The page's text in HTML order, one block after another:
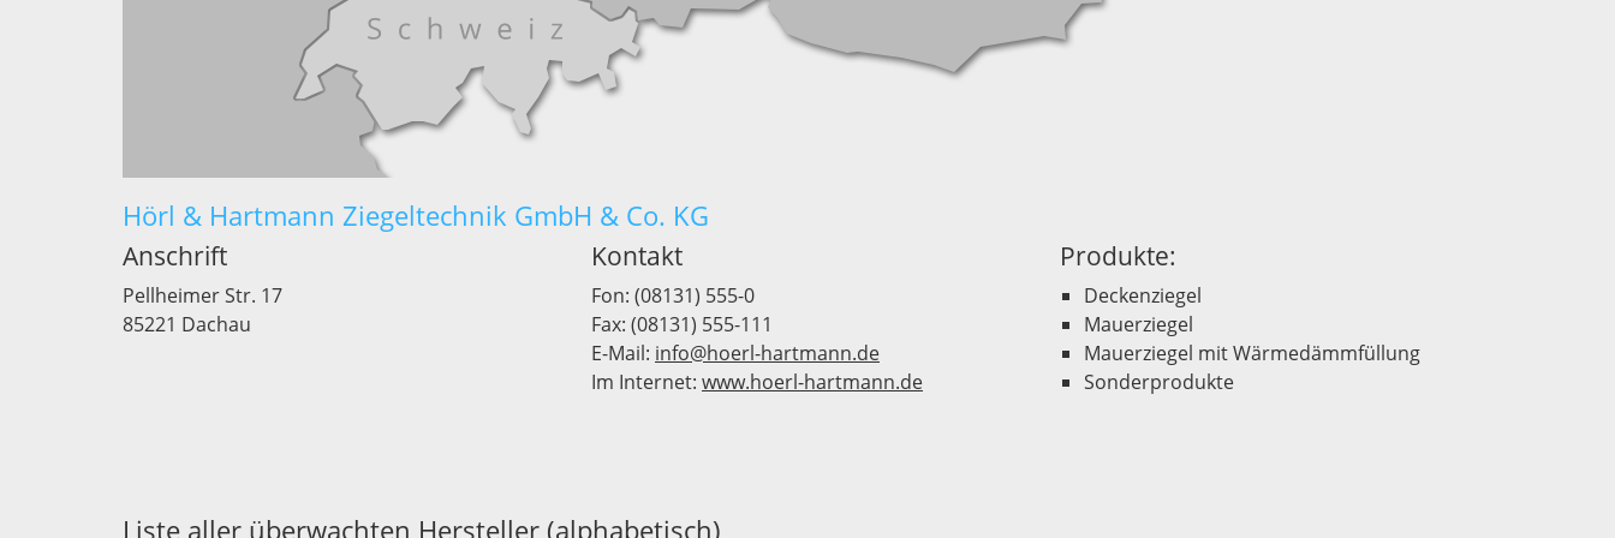
Hörl & Hartmann Ziegeltechnik GmbH & Co. KG
Anschrift
Pellheimer Str. 17
85221 Dachau
Kontakt
Fon: (08131) 555-0
Fax: (08131) 555-111
E-Mail: info@hoerl-hartmann.de
Im Internet: www.hoerl-hartmann.de
Produkte:
Deckenziegel
Mauerziegel
Mauerziegel mit Wärmedämmfüllung
Sonderprodukte
Liste aller überwachten Hersteller (alphabetisch)